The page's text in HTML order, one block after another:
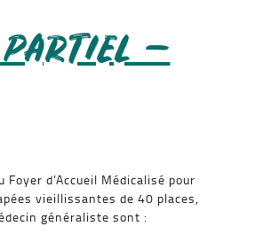
–
Foyer d’Accueil Médicalisé pour
vieillissantes de 40 places,
généraliste sont :